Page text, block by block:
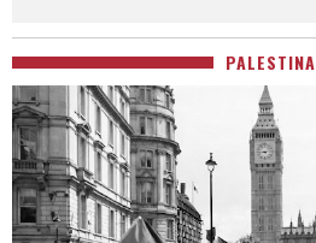
PALESTINA